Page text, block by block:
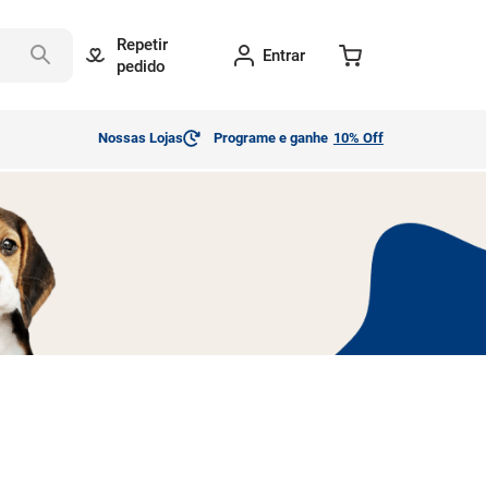
Repetir
pedido
Entrar
Nossas Lojas Programe e ganhe 10% Off